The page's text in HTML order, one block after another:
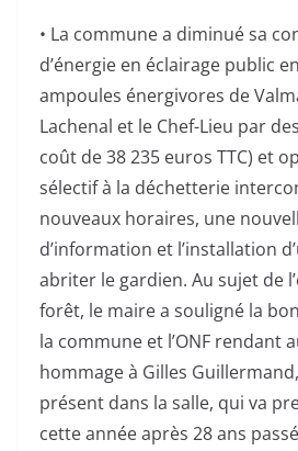
• La commune a diminué sa
d’énergie en éclairage public
ampoules énergivores de
Lachenal et le Chef-Lieu par
coût de 38 235 euros TTC) et
sélectif à la déchetterie
nouveaux horaires, une
d’information et l’installation
abriter le gardien. Au sujet de
forêt, le maire a souligné la
la commune et l’ONF rendant
hommage à Gilles
présent dans la salle, qui va
cette année après 28 ans